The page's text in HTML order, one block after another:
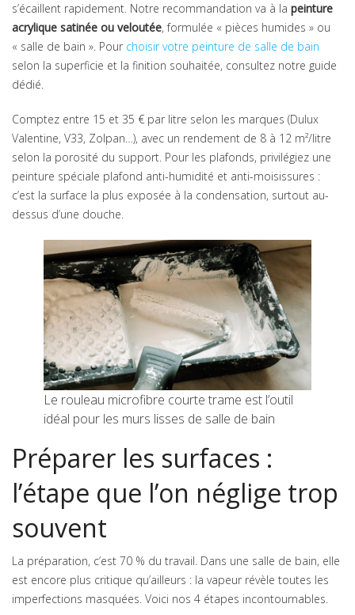
s’écaillent rapidement. Notre recommandation va à la peinture
acrylique satinée ou veloutée, formulée « pièces humides » ou
« salle de bain ». Pour choisir votre peinture de salle de bain
selon la superficie et la finition souhaitée, consultez notre guide
dédié.
Comptez entre 15 et 35 € par litre selon les marques (Dulux
Valentine, V33, Zolpan…), avec un rendement de 8 à 12 m²/litre
selon la porosité du support. Pour les plafonds, privilégiez une
peinture spéciale plafond anti-humidité et anti-moisissures :
c’est la surface la plus exposée à la condensation, surtout au-
dessus d’une douche.
Le rouleau microfibre courte trame est l’outil
idéal pour les murs lisses de salle de bain
Préparer les surfaces :
l’étape que l’on néglige trop
souvent
La préparation, c’est 70 % du travail. Dans une salle de bain, elle
est encore plus critique qu’ailleurs : la vapeur révèle toutes les
imperfections masquées. Voici nos 4 étapes incontournables.